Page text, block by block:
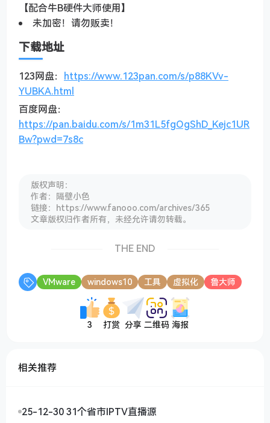
【配合牛B硬件大师使用】
未加密！请勿贩卖！
下载地址
123网盘： https://www.123pan.com/s/p88KVv-
YUBKA.html
百度网盘：
https://pan.baidu.com/s/1m31L5fgOgShD_Kejc1UR
Bw?pwd=7s8c
版权声明：
作者：隔壁小色
链接：https://www.fanooo.com/archives/365
文章版权归作者所有，未经允许请勿转载。
THE END
VMware windows10 工具 虚拟化 鲁大师
3 打赏 分享 二维码 海报
相关推荐
25-12-30 31个省市IPTV直播源